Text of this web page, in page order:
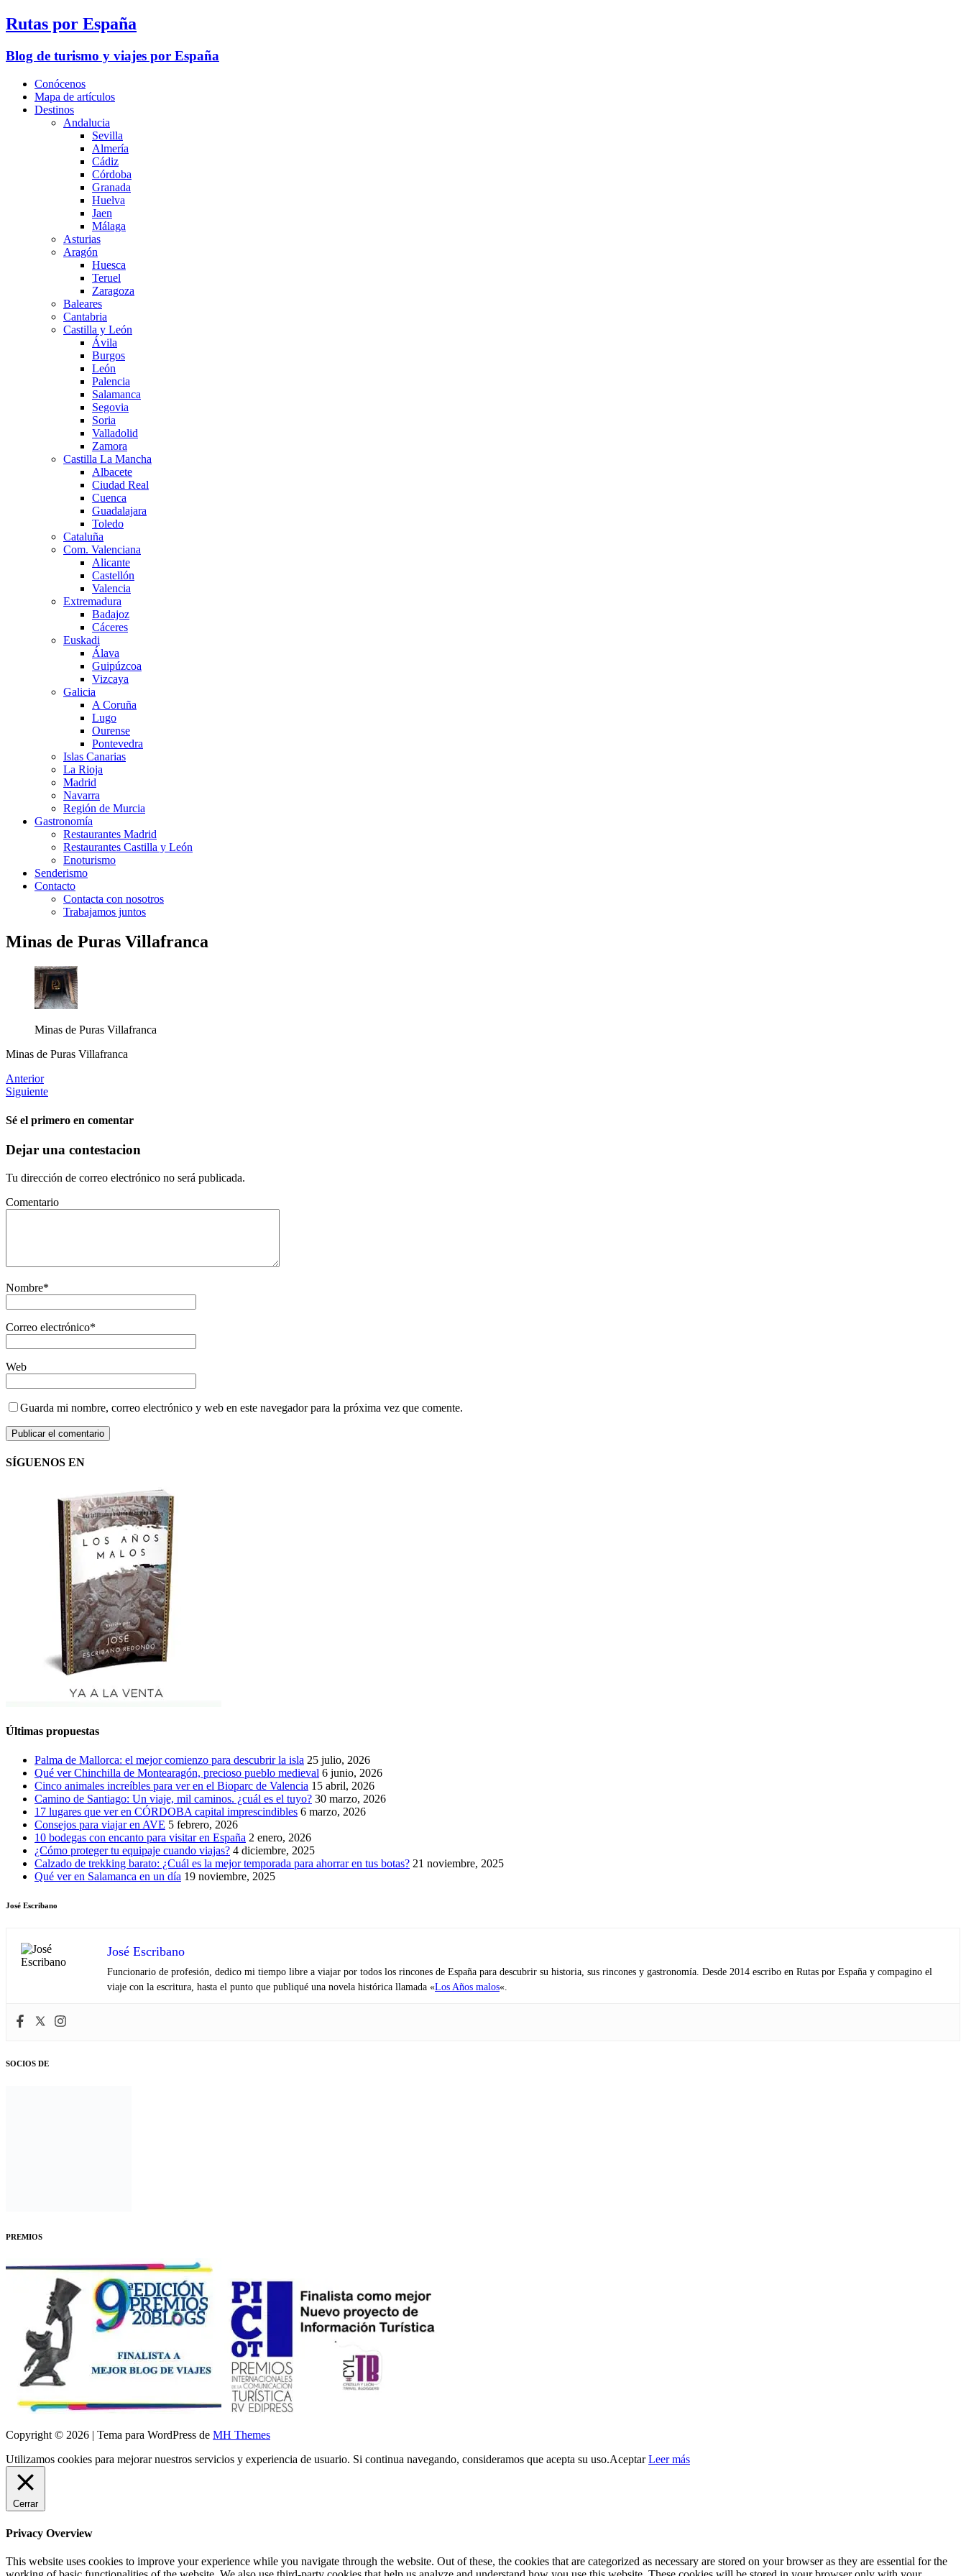
Rutas por España
Blog de turismo y viajes por España
Conócenos
Mapa de artículos
Destinos
Andalucia
Sevilla
Almería
Cádiz
Córdoba
Granada
Huelva
Jaen
Málaga
Asturias
Aragón
Huesca
Teruel
Zaragoza
Baleares
Cantabria
Castilla y León
Ávila
Burgos
León
Palencia
Salamanca
Segovia
Soria
Valladolid
Zamora
Castilla La Mancha
Albacete
Ciudad Real
Cuenca
Guadalajara
Toledo
Cataluña
Com. Valenciana
Alicante
Castellón
Valencia
Extremadura
Badajoz
Cáceres
Euskadi
Álava
Guipúzcoa
Vizcaya
Galicia
A Coruña
Lugo
Ourense
Pontevedra
Islas Canarias
La Rioja
Madrid
Navarra
Región de Murcia
Gastronomía
Restaurantes Madrid
Restaurantes Castilla y León
Enoturismo
Senderismo
Contacto
Contacta con nosotros
Trabajamos juntos
Minas de Puras Villafranca
Minas de Puras Villafranca
Minas de Puras Villafranca
Anterior
Siguiente
Sé el primero en comentar
Dejar una contestacion
Tu dirección de correo electrónico no será publicada.
Comentario
Nombre*
Correo electrónico*
Web
Guarda mi nombre, correo electrónico y web en este navegador para la próxima vez que comente.
SÍGUENOS EN
Últimas propuestas
Palma de Mallorca: el mejor comienzo para descubrir la isla 25 julio, 2026
Qué ver Chinchilla de Montearagón, precioso pueblo medieval 6 junio, 2026
Cinco animales increíbles para ver en el Bioparc de Valencia 15 abril, 2026
Camino de Santiago: Un viaje, mil caminos. ¿cuál es el tuyo? 30 marzo, 2026
17 lugares que ver en CÓRDOBA capital imprescindibles 6 marzo, 2026
Consejos para viajar en AVE 5 febrero, 2026
10 bodegas con encanto para visitar en España 2 enero, 2026
¿Cómo proteger tu equipaje cuando viajas? 4 diciembre, 2025
Calzado de trekking barato: ¿Cuál es la mejor temporada para ahorrar en tus botas? 21 noviembre, 2025
Qué ver en Salamanca en un día 19 noviembre, 2025
José Escribano
José Escribano
Funcionario de profesión, dedico mi tiempo libre a viajar por todos los rincones de España para descubrir su historia, sus rincones y gastronomía. Desde 2014 escribo en Rutas por España y compagino el
viaje con la escritura, hasta el punto que publiqué una novela histórica llamada «Los Años malos«.
SOCIOS DE
PREMIOS
Copyright © 2026 | Tema para WordPress de MH Themes
Utilizamos cookies para mejorar nuestros servicios y experiencia de usuario. Si continua navegando, consideramos que acepta su uso.Aceptar Leer más
Cerrar
Privacy Overview
This website uses cookies to improve your experience while you navigate through the website. Out of these, the cookies that are categorized as necessary are stored on your browser as they are essential for the